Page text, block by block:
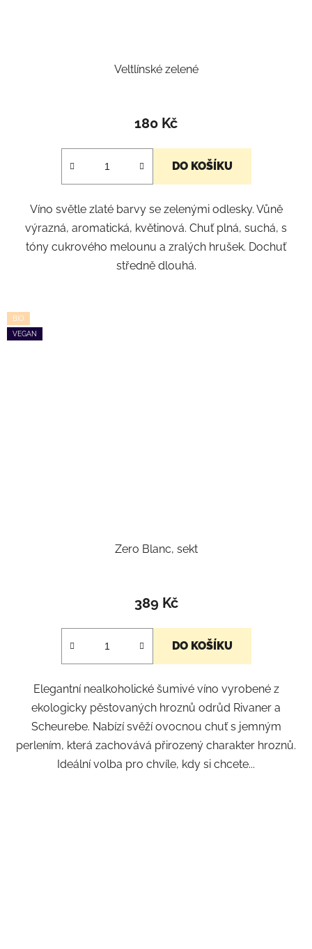
Veltlínské zelené
180 Kč
DO KOŠÍKU
Víno světle zlaté barvy se zelenými odlesky. Vůně
výrazná, aromatická, květinová. Chuť plná, suchá, s
tóny cukrového melounu a zralých hrušek. Dochuť
středně dlouhá.
BIO
VEGAN
Zero Blanc, sekt
389 Kč
DO KOŠÍKU
Elegantní nealkoholické šumivé víno vyrobené z
ekologicky pěstovaných hroznů odrůd Rivaner a
Scheurebe. Nabízí svěží ovocnou chuť s jemným
perlením, která zachovává přirozený charakter hroznů.
Ideální volba pro chvíle, kdy si chcete...